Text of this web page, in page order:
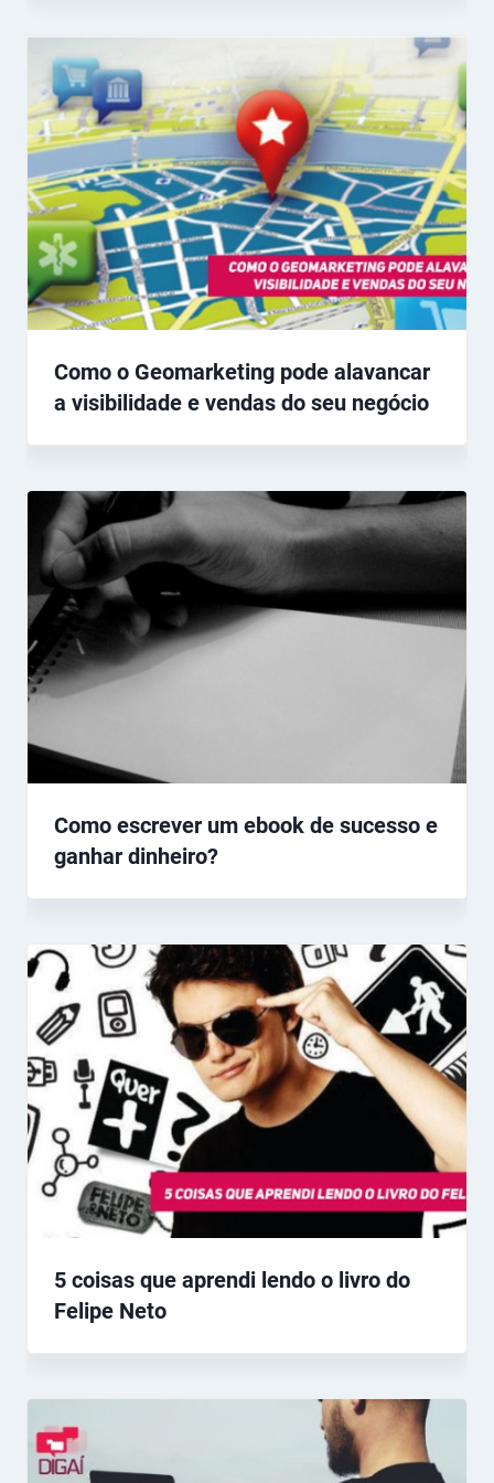
Como o Geomarketing pode alavancar
a visibilidade e vendas do seu negócio
Como escrever um ebook de sucesso e
ganhar dinheiro?
5 coisas que aprendi lendo o livro do
Felipe Neto